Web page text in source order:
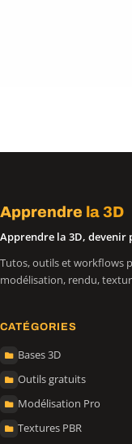
Apprendre la 3D
Apprendre la 3D, devenir
Tutos, outils et workflows
modélisation, rendu,
CATÉGORIES
Bases 3D
Outils gratuits
Modélisation Pro
Textures PBR